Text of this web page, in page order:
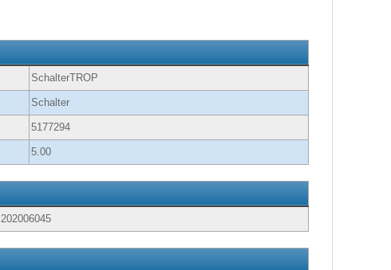
SchalterTROP
Schalter
5177294
5.00
202006045